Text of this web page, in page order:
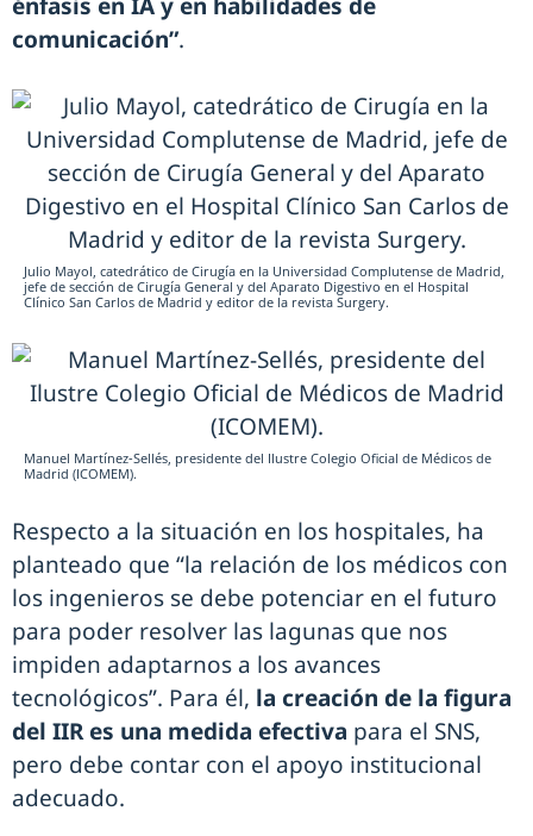
énfasis en IA y en habilidades de
comunicación”.
Julio Mayol, catedrático de Cirugía en la Universidad Complutense de Madrid,
jefe de sección de Cirugía General y del Aparato Digestivo en el Hospital
Clínico San Carlos de Madrid y editor de la revista Surgery.
Manuel Martínez-Sellés, presidente del Ilustre Colegio Oficial de Médicos de
Madrid (ICOMEM).
Respecto a la situación en los hospitales, ha
planteado que “la relación de los médicos con
los ingenieros se debe potenciar en el futuro
para poder resolver las lagunas que nos
impiden adaptarnos a los avances
tecnológicos”. Para él, la creación de la figura
del IIR es una medida efectiva para el SNS,
pero debe contar con el apoyo institucional
adecuado.